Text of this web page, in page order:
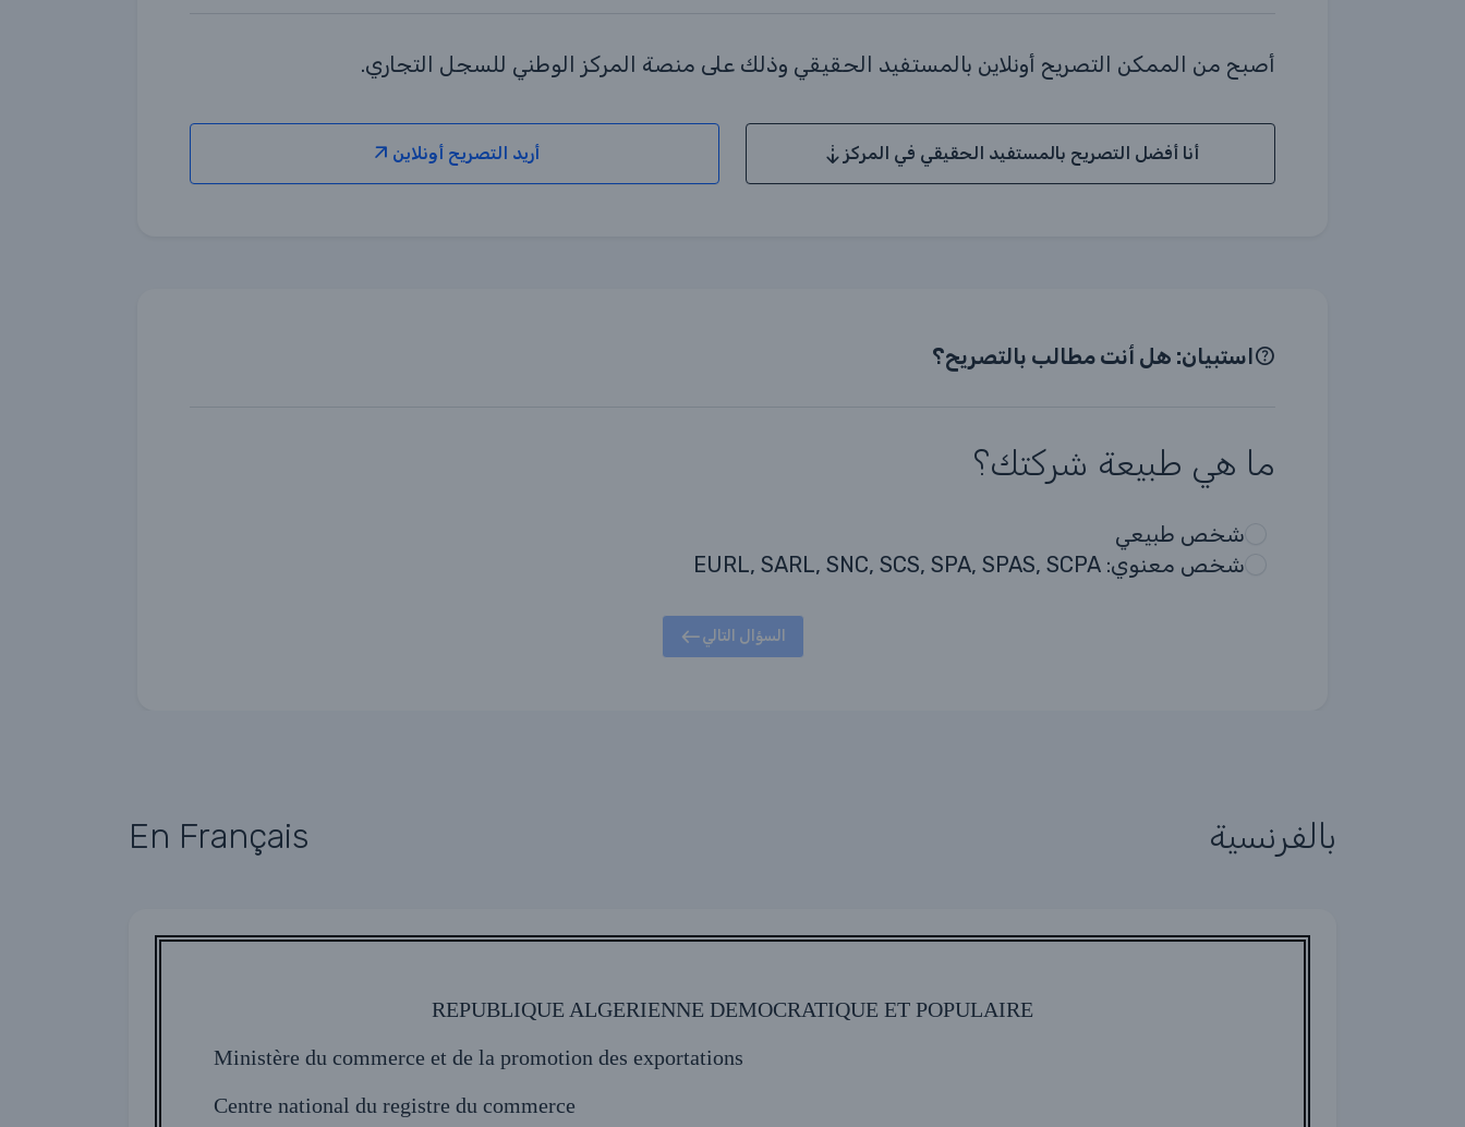
أصبح من الممكن التصريح أونلاين بالمستفيد الحقيقي وذلك على منصة المركز الوطني للسجل التجاري.
أنا أفضل التصريح بالمستفيد الحقيقي في المركز أريد التصريح أونلاين
استبيان: هل أنت مطالب بالتصريح؟
ما هي طبيعة شركتك؟
شخص طبيعي
شخص معنوي: EURL, SARL, SNC, SCS, SPA, SPAS, SCPA
السؤال التالي
En Français بالفرنسية
REPUBLIQUE ALGERIENNE DEMOCRATIQUE ET POPULAIRE
Ministère du commerce et de la promotion des exportations
Centre national du registre du commerce